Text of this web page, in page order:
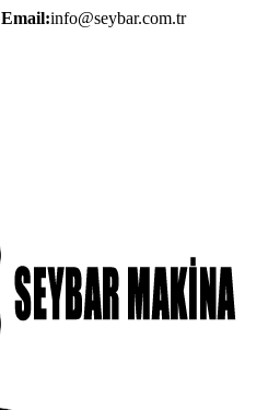
Email:info@seybar.com.tr